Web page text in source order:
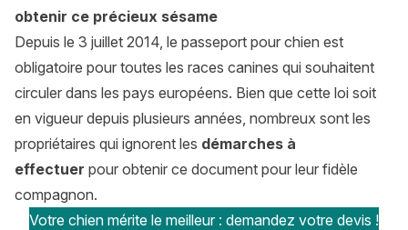
obtenir ce précieux sésame
Depuis le 3 juillet 2014, le passeport pour chien est
obligatoire pour toutes les races canines qui souhaitent
circuler dans les pays européens. Bien que cette loi soit
en vigueur depuis plusieurs années, nombreux sont les
propriétaires qui ignorent les démarches à
effectuer pour obtenir ce document pour leur fidèle
compagnon.
Votre chien mérite le meilleur : demandez votre devis !